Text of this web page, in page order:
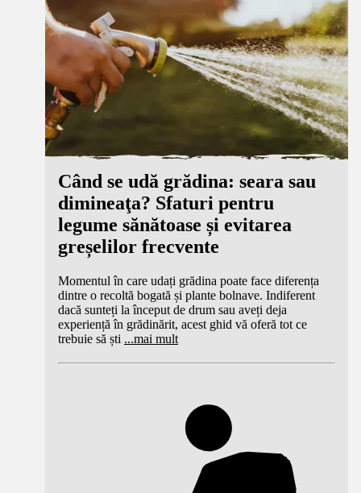
Când se udă grădina: seara sau
dimineaţa? Sfaturi pentru
legume sănătoase și evitarea
greșelilor frecvente
Momentul în care udați grădina poate face diferența
dintre o recoltă bogată și plante bolnave. Indiferent
dacă sunteți la început de drum sau aveți deja
experiență în grădinărit, acest ghid vă oferă tot ce
trebuie să ști ...mai mult